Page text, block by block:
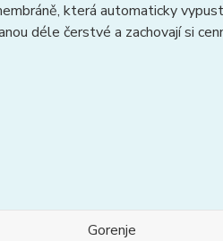
která automaticky
déle čerstvé a zachovají si
Gorenje